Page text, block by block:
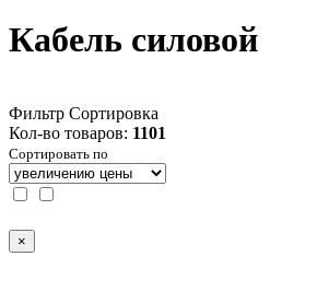
Кабель силовой
Фильтр Сортировка
Кол-во товаров: 1101
Сортировать по
×